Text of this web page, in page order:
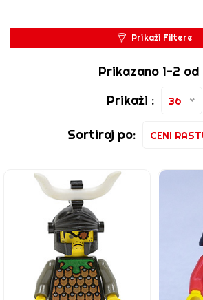
Prikaži Filtere
Prikazano 1-2 od
Prikaži :
36
Sortiraj po: CENI